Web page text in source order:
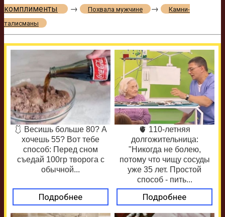
комплименты
→ Похвала мужчине →
Камни-
талисманы
🩱 Весишь больше 80? А
хочешь 55? Вот тебе
способ: Перед сном
съедай 100гр творога с
обычной...
Подробнее
🫀 110-летняя
долгожительница:
"Никогда не болею,
потому что чищу сосуды
уже 35 лет. Простой
способ - пить...
Подробнее